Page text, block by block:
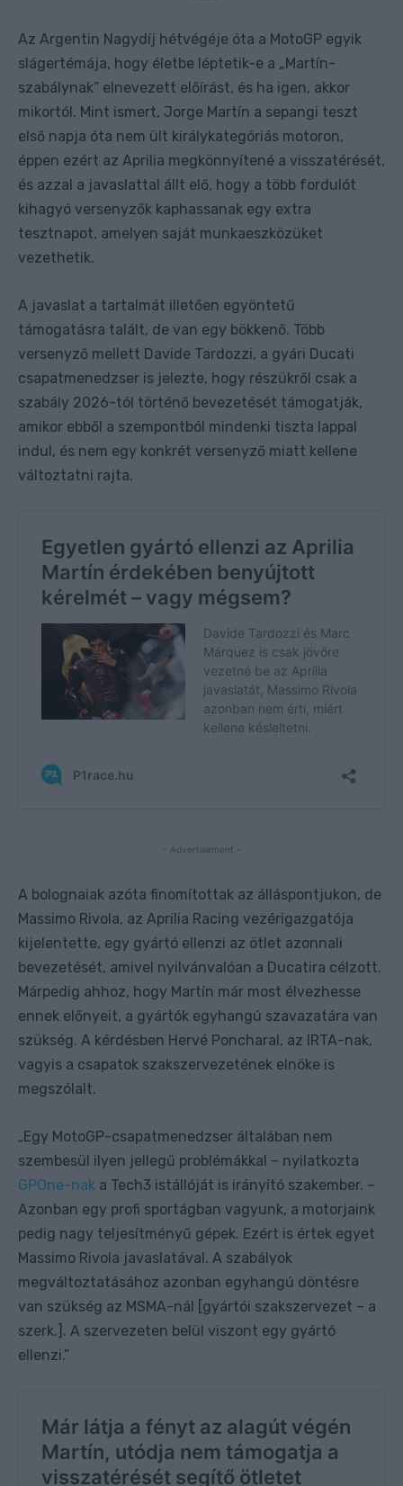
Az Argentin Nagydíj hétvégéje óta a MotoGP egyik
slágertémája, hogy életbe léptetik-e a „Martín-
szabálynak” elnevezett előírást, és ha igen, akkor
mikortól. Mint ismert, Jorge Martín a sepangi teszt
első napja óta nem ült királykategóriás motoron,
éppen ezért az Aprilia megkönnyítené a visszatérését,
és azzal a javaslattal állt elő, hogy a több fordulót
kihagyó versenyzők kaphassanak egy extra
tesztnapot, amelyen saját munkaeszközüket
vezethetik.
A javaslat a tartalmát illetően egyöntetű
támogatásra talált, de van egy bökkenő. Több
versenyző mellett Davide Tardozzi, a gyári Ducati
csapatmenedzser is jelezte, hogy részükről csak a
szabály 2026-tól történő bevezetését támogatják,
amikor ebből a szempontból mindenki tiszta lappal
indul, és nem egy konkrét versenyző miatt kellene
változtatni rajta.
- Advertisement -
A bolognaiak azóta finomítottak az álláspontjukon, de
Massimo Rivola, az Aprilia Racing vezérigazgatója
kijelentette, egy gyártó ellenzi az ötlet azonnali
bevezetését, amivel nyilvánvalóan a Ducatira célzott.
Márpedig ahhoz, hogy Martín már most élvezhesse
ennek előnyeit, a gyártók egyhangú szavazatára van
szükség. A kérdésben Hervé Poncharal, az IRTA-nak,
vagyis a csapatok szakszervezetének elnöke is
megszólalt.
„Egy MotoGP-csapatmenedzser általában nem
szembesül ilyen jellegű problémákkal – nyilatkozta
GPOne-nak a Tech3 istállóját is irányító szakember. –
Azonban egy profi sportágban vagyunk, a motorjaink
pedig nagy teljesítményű gépek. Ezért is értek egyet
Massimo Rivola javaslatával. A szabályok
megváltoztatásához azonban egyhangú döntésre
van szükség az MSMA-nál [gyártói szakszervezet – a
szerk.]. A szervezeten belül viszont egy gyártó
ellenzi.”